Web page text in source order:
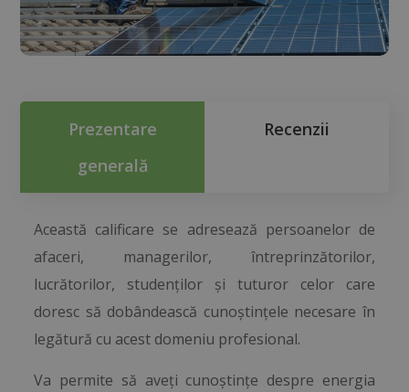
Prezentare
generală
Recenzii
Această calificare se adresează persoanelor de
afaceri, managerilor, întreprinzătorilor,
lucrătorilor, studenților și tuturor celor care
doresc să dobândească cunoștințele necesare în
legătură cu acest domeniu profesional.
Va permite să aveți cunoștințe despre energia